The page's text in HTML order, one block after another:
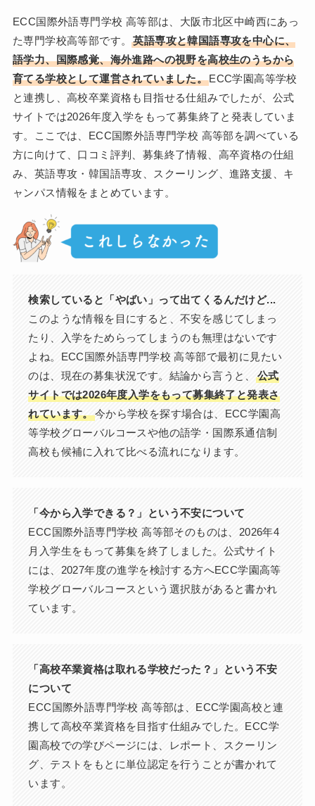
ECC国際外語専門学校 高等部は、大阪市北区中崎西にあっ
た専門学校高等部です。英語専攻と韓国語専攻を中心に、
語学力、国際感覚、海外進路への視野を高校生のうちから
育てる学校として運営されていました。ECC学園高等学校
と連携し、高校卒業資格も目指せる仕組みでしたが、公式
サイトでは2026年度入学をもって募集終了と発表していま
す。ここでは、ECC国際外語専門学校 高等部を調べている
方に向けて、口コミ評判、募集終了情報、高卒資格の仕組
み、英語専攻・韓国語専攻、スクーリング、進路支援、キ
ャンパス情報をまとめています。
検索していると「やばい」って出てくるんだけど...
このような情報を目にすると、不安を感じてしまっ
たり、入学をためらってしまうのも無理はないです
よね。ECC国際外語専門学校 高等部で最初に見たい
のは、現在の募集状況です。結論から言うと、
公式
サイトでは2026年度入学をもって募集終了と発表さ
れています。今から学校を探す場合は、ECC学園高
等学校グローバルコースや他の語学・国際系通信制
高校も候補に入れて比べる流れになります。
「今から入学できる？」という不安について
ECC国際外語専門学校 高等部そのものは、2026年4
月入学生をもって募集を終了しました。公式サイト
には、2027年度の進学を検討する方へECC学園高等
学校グローバルコースという選択肢があると書かれ
ています。
「高校卒業資格は取れる学校だった？」という不安
について
ECC国際外語専門学校 高等部は、ECC学園高校と連
携して高校卒業資格を目指す仕組みでした。ECC学
園高校での学びページには、レポート、スクーリン
グ、テストをもとに単位認定を行うことが書かれて
います。